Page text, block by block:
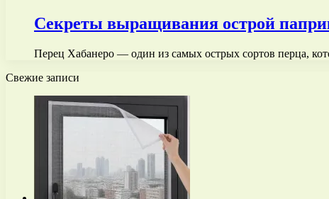
Секреты выращивания острой
Перец Хабанеро — один из самых острых сортов перца,
Свежие записи